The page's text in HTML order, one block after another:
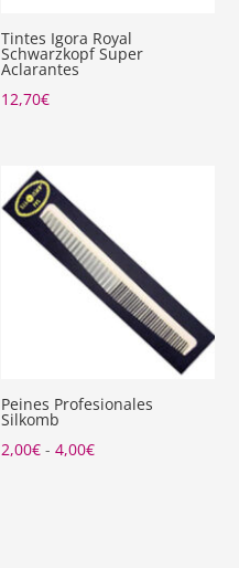
Tintes Igora Royal
Schwarzkopf Super
Aclarantes
12,70€
Peines Profesionales
Silkomb
2,00€ - 4,00€Rango